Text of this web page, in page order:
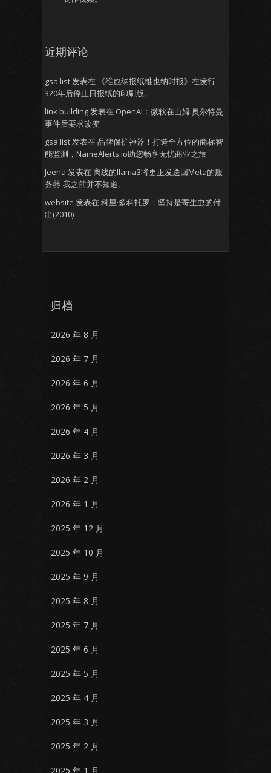
近期评论
gsa list发表在
《维也纳报纸维也纳时报》在发行
320年后停止日报纸的印刷版。
link building发表在 OpenAI：微软在山姆·奥尔特曼
事件后要求改变
gsa list发表在 品牌保护神器！打造全方位的商标智
能监测，NameAlerts.io助您畅享无忧商业之旅
Jeena 发表在 离线的llama3将更正发送回Meta的服
务器-我之前并不知道。
website 发表在 科里·多科托罗：坚持是寄生虫的付
出(2010)
归档
2026 年 8 月
2026 年 7 月
2026 年 6 月
2026 年 5 月
2026 年 4 月
2026 年 3 月
2026 年 2 月
2026 年 1 月
2025 年 12 月
2025 年 10 月
2025 年 9 月
2025 年 8 月
2025 年 7 月
2025 年 6 月
2025 年 5 月
2025 年 4 月
2025 年 3 月
2025 年 2 月
2025 年 1 月